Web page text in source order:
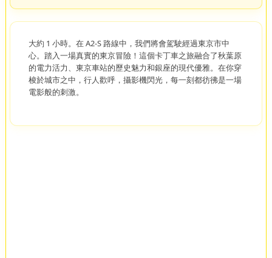
大約 1 小時。在 A2-S 路線中，我們將會駕駛經過東京市中
心。踏入一場真實的東京冒險！這個卡丁車之旅融合了秋葉原
的電力活力、東京車站的歷史魅力和銀座的現代優雅。在你穿
梭於城市之中，行人歡呼，攝影機閃光，每一刻都彷彿是一場
電影般的刺激。